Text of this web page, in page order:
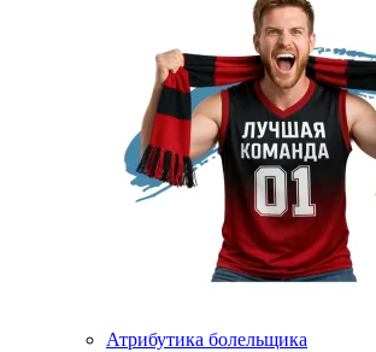
Атрибутика болельщика